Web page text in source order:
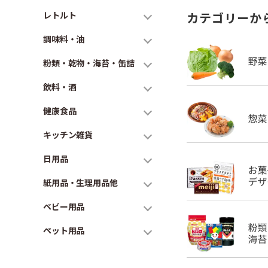
レトルト
調味料・油
粉類・乾物・海苔・缶詰
飲料・酒
健康食品
キッチン雑貨
日用品
紙用品・生理用品他
ベビー用品
ペット用品
カテゴリーか